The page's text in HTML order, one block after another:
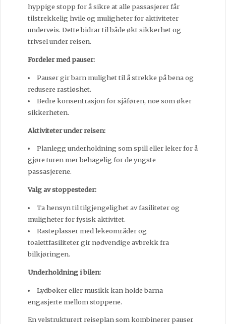
hyppige stopp for å sikre at alle passasjerer får
tilstrekkelig hvile og muligheter for aktiviteter
underveis. Dette bidrar til både økt sikkerhet og
trivsel under reisen.
Fordeler med pauser:
Pauser gir barn mulighet til å strekke på bena og
redusere rastløshet.
Bedre konsentrasjon for sjåføren, noe som øker
sikkerheten.
Aktiviteter under reisen:
Planlegg underholdning som spill eller leker for å
gjøre turen mer behagelig for de yngste
passasjerene.
Valg av stoppesteder:
Ta hensyn til tilgjengelighet av fasiliteter og
muligheter for fysisk aktivitet.
Rasteplasser med lekeområder og
toalettfasiliteter gir nødvendige avbrekk fra
bilkjøringen.
Underholdning i bilen:
Lydbøker eller musikk kan holde barna
engasjerte mellom stoppene.
En velstrukturert reiseplan som kombinerer pauser